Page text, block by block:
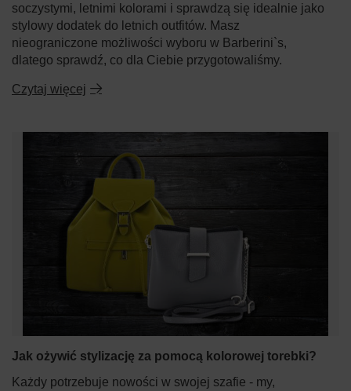
soczystymi, letnimi kolorami i sprawdzą się idealnie jako
stylowy dodatek do letnich outfitów. Masz
nieograniczone możliwości wyboru w Barberini`s,
dlatego sprawdź, co dla Ciebie przygotowaliśmy.
Czytaj więcej
Jak ożywić stylizację za pomocą kolorowej torebki?
Każdy potrzebuje nowości w swojej szafie - my,